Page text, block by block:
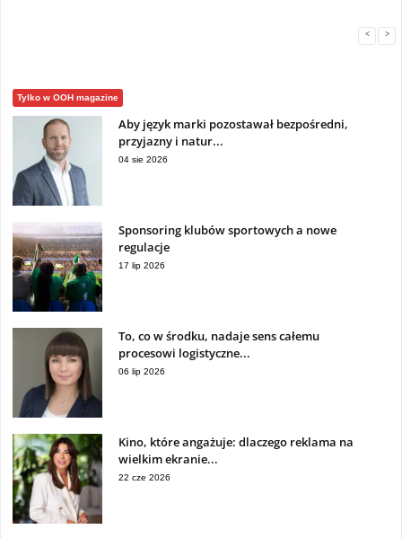
< >
Tylko w OOH magazine
Aby język marki pozostawał bezpośredni,
przyjazny i natur...
04 sie 2026
Sponsoring klubów sportowych a nowe
regulacje
17 lip 2026
To, co w środku, nadaje sens całemu
procesowi logistyczne...
06 lip 2026
Kino, które angażuje: dlaczego reklama na
wielkim ekranie...
22 cze 2026